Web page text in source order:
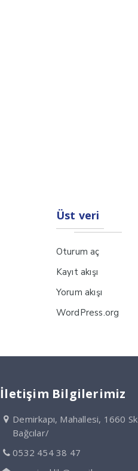
Üst veri
Oturum aç
Kayıt akışı
Yorum akışı
WordPress.org
İletişim Bilgilerimiz
Demirkapı, Mahallesi, 1660
Bağcılar/
0532 454 38 47